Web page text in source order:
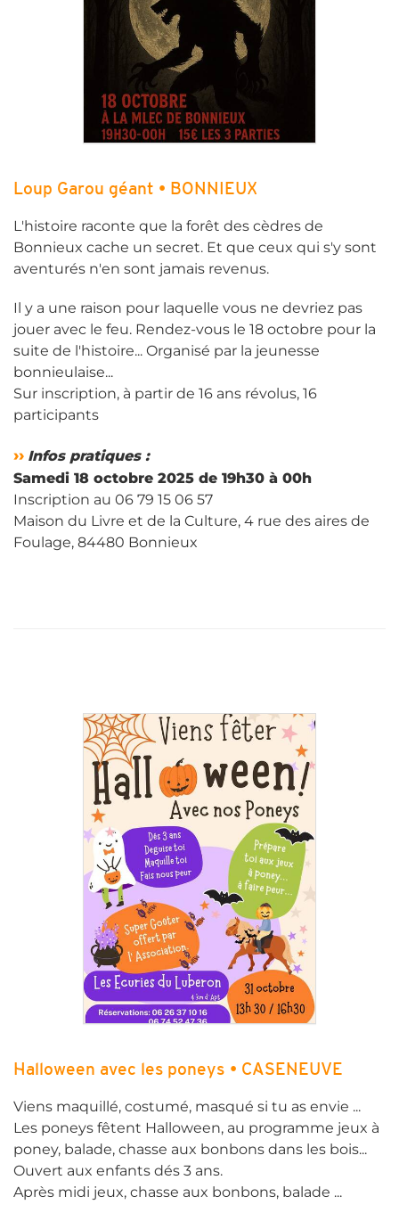
Loup Garou géant • BONNIEUX
L'histoire raconte que la forêt des cèdres de
Bonnieux cache un secret. Et que ceux qui s'y sont
aventurés n'en sont jamais revenus.
​Il y a une raison pour laquelle vous ne devriez pas
jouer avec le feu. Rendez-vous le 18 octobre pour la
suite de l'histoire... Organisé par la jeunesse
bonnieulaise...
Sur inscription, à partir de 16 ans révolus, 16
participants
›› Infos pratiques :
Samedi 18 octobre 2025 de 19h30 à 00h
Inscription au 06 79 15 06 57
Maison du Livre et de la Culture, 4 rue des aires de
Foulage, 84480 Bonnieux
Halloween avec les poneys • CASENEUVE
Viens maquillé, costumé, masqué si tu as envie ...
Les poneys fêtent Halloween, au programme jeux à
poney, balade, chasse aux bonbons dans les bois...
Ouvert aux enfants dés 3 ans.
Après midi jeux, chasse aux bonbons, balade ...